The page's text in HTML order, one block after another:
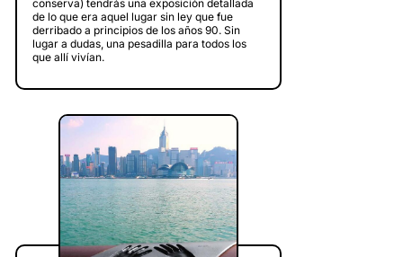
conserva) tendrás una exposición detallada
de lo que era aquel lugar sin ley que fue
derribado a principios de los años 90. Sin
lugar a dudas, una pesadilla para todos los
que allí vivían.